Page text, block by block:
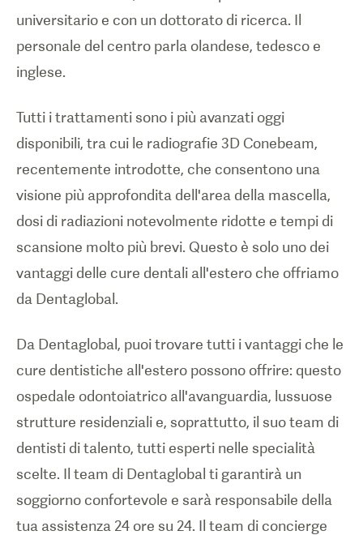
universitario e con un dottorato di ricerca. Il
personale del centro parla olandese, tedesco e
inglese.
Tutti i trattamenti sono i più avanzati oggi
disponibili, tra cui le radiografie 3D Conebeam,
recentemente introdotte, che consentono una
visione più approfondita dell'area della mascella,
dosi di radiazioni notevolmente ridotte e tempi di
scansione molto più brevi. Questo è solo uno dei
vantaggi delle cure dentali all'estero che offriamo
da Dentaglobal .
Da Dentaglobal , puoi trovare tutti i vantaggi che le
cure dentistiche all'estero possono offrire: questo
ospedale odontoiatrico all'avanguardia, lussuose
strutture residenziali e, soprattutto, il suo team di
dentisti di talento, tutti esperti nelle specialità
scelte. Il team di Dentaglobal ti garantirà un
soggiorno confortevole e sarà responsabile della
tua assistenza 24 ore su 24. Il team di concierge